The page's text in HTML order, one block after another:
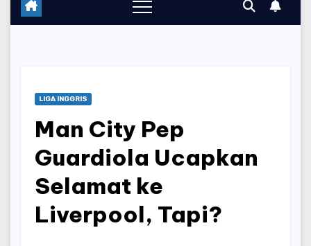
LIGA INGGRIS
Man City Pep
Guardiola Ucapkan
Selamat ke
Liverpool, Tapi?